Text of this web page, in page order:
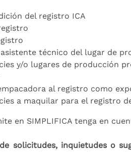
del registro ICA
técnico del lugar de
y/o lugares de producción
al registro como
a maquilar para el registro
en SIMPLIFICA tenga en
solicitudes, inquietudes o